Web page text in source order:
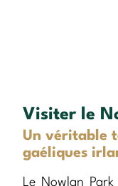
Visiter le
Un véritable
gaéliques
Le Nowlan Park